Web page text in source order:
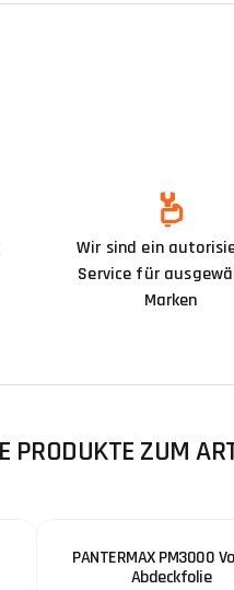
Wir sind ein
Service für
Marken
PRODUKTE ZUM
PANTERMAX PM3000
Abdeckfolie